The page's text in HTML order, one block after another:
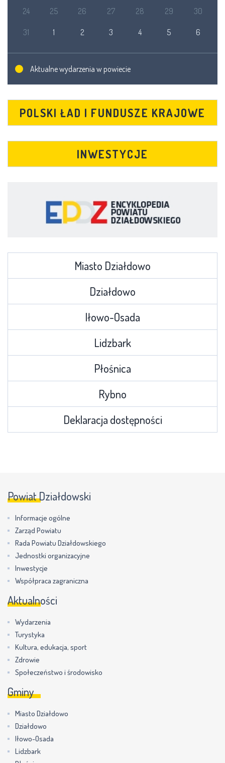
24 25 26 27 28 29 30
31 1 2 3 4 5 6
Aktualne wydarzenia w powiecie
POLSKI ŁAD I FUNDUSZE KRAJOWE
INWESTYCJE
Miasto Działdowo
Działdowo
Iłowo-Osada
Lidzbark
Płośnica
Rybno
Deklaracja dostępności
Powiat Działdowski
Informacje ogólne
Zarząd Powiatu
Rada Powiatu Działdowskiego
Jednostki organizacyjne
Inwestycje
Współpraca zagraniczna
Aktualności
Wydarzenia
Turystyka
Kultura, edukacja, sport
Zdrowie
Społeczeństwo i środowisko
Gminy
Miasto Działdowo
Działdowo
Iłowo-Osada
Lidzbark